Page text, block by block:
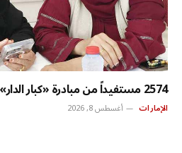
2574 مستفيداً من مبادرة «كبار الدار» منذ إطلاقها في دبي
الإمارات أغسطس 8, 2026